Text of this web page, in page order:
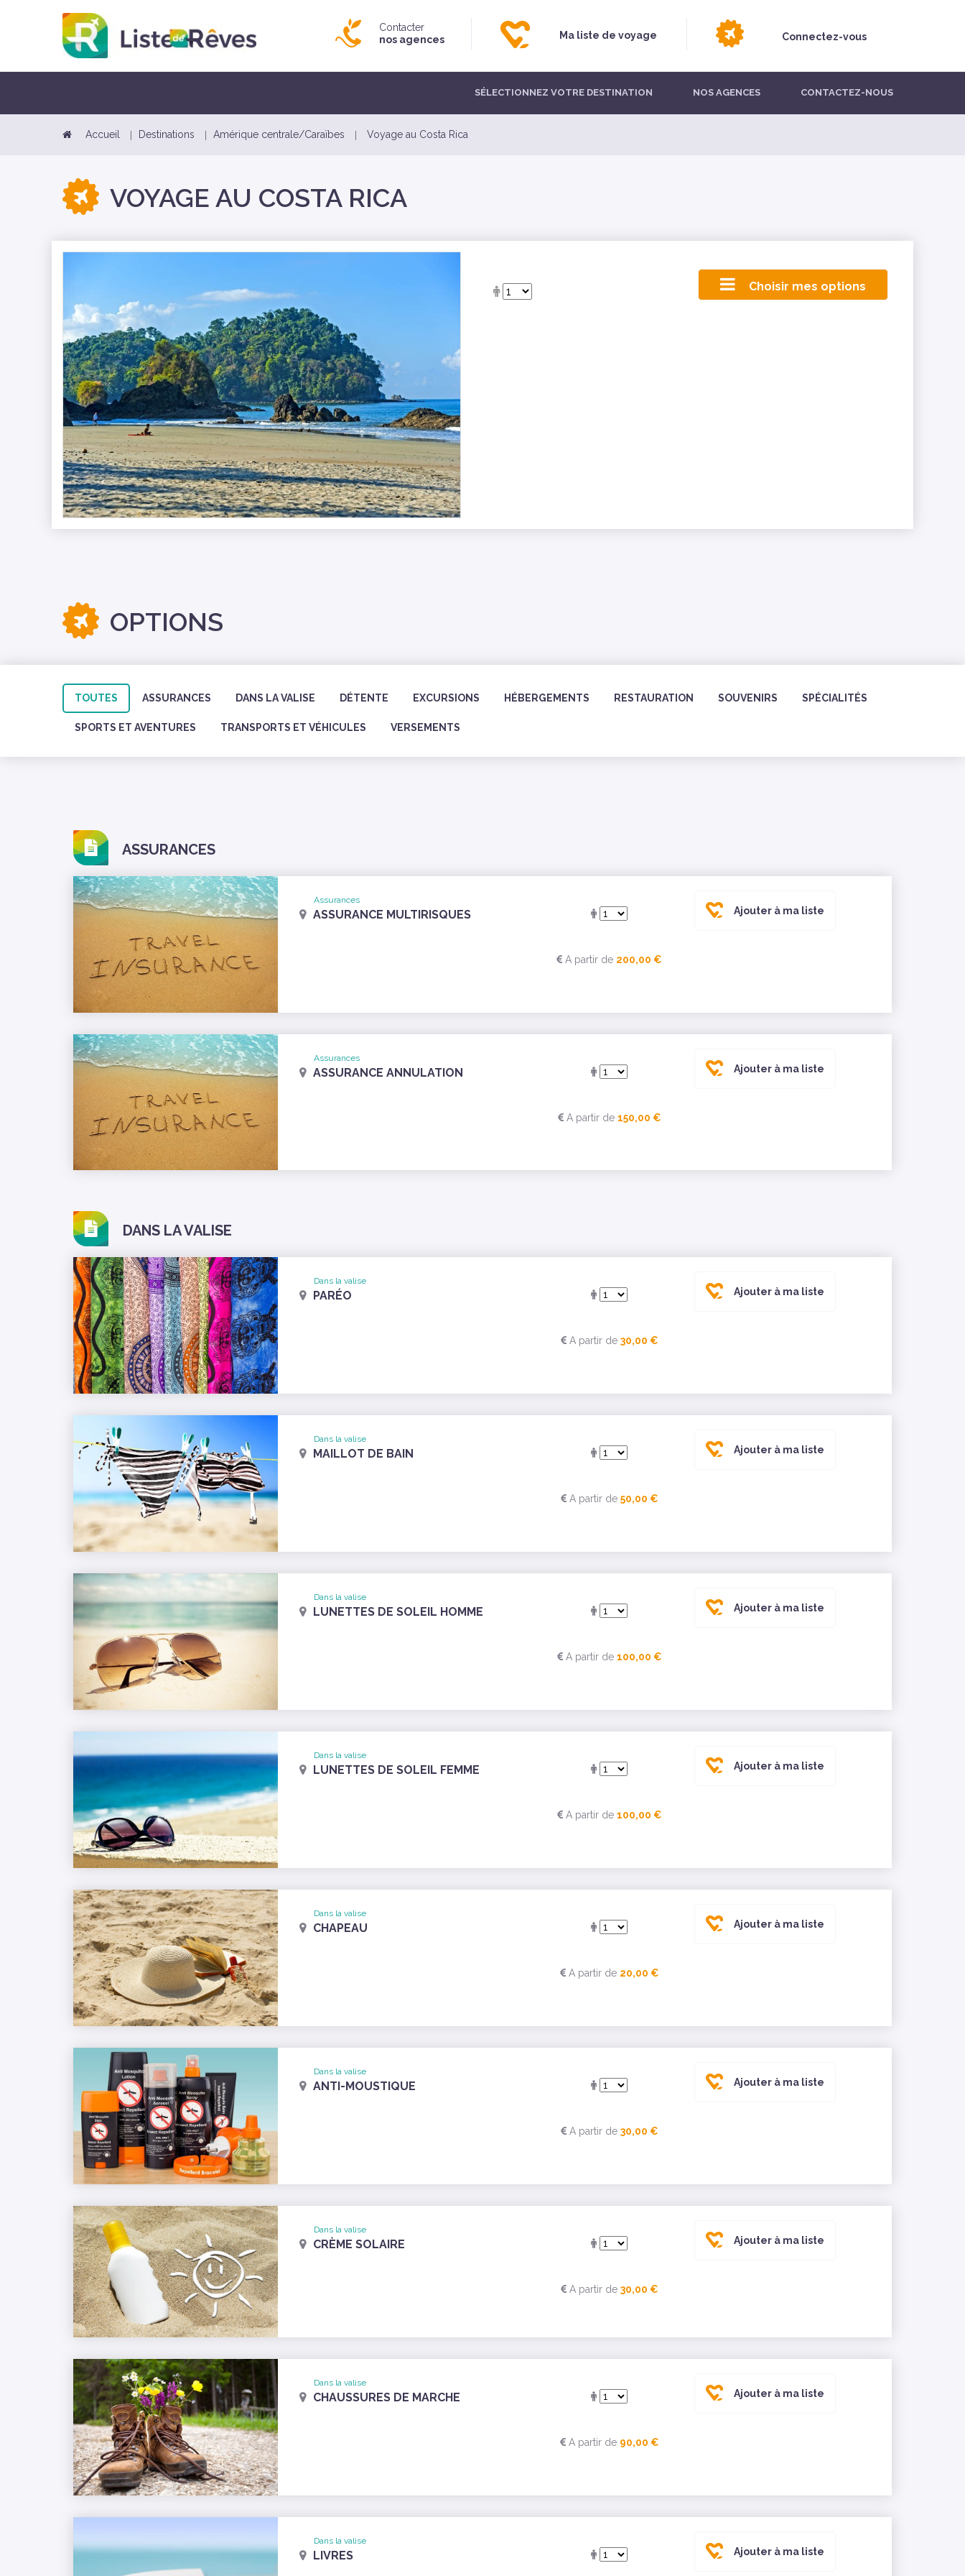
Contacter
nos agences
Ma liste de voyage Connectez-vous
SÉLECTIONNEZ VOTRE DESTINATION NOS AGENCES CONTACTEZ-NOUS
Accueil Destinations Amérique centrale/Caraïbes Voyage au Costa Rica
VOYAGE AU COSTA RICA
Choisir mes options
OPTIONS
TOUTES ASSURANCES DANS LA VALISE DÉTENTE EXCURSIONS HÉBERGEMENTS RESTAURATION SOUVENIRS SPÉCIALITÉS
SPORTS ET AVENTURES TRANSPORTS ET VÉHICULES VERSEMENTS
ASSURANCES
Assurances
ASSURANCE MULTIRISQUES
A partir de 200,00 €
Ajouter à ma liste
Assurances
ASSURANCE ANNULATION
A partir de 150,00 €
Ajouter à ma liste
DANS LA VALISE
Dans la valise
PARÉO
A partir de 30,00 €
Ajouter à ma liste
Dans la valise
MAILLOT DE BAIN
A partir de 50,00 €
Ajouter à ma liste
Dans la valise
LUNETTES DE SOLEIL HOMME
A partir de 100,00 €
Ajouter à ma liste
Dans la valise
LUNETTES DE SOLEIL FEMME
A partir de 100,00 €
Ajouter à ma liste
Dans la valise
CHAPEAU
A partir de 20,00 €
Ajouter à ma liste
Dans la valise
ANTI-MOUSTIQUE
A partir de 30,00 €
Ajouter à ma liste
Dans la valise
CRÈME SOLAIRE
A partir de 30,00 €
Ajouter à ma liste
Dans la valise
CHAUSSURES DE MARCHE
A partir de 90,00 €
Ajouter à ma liste
Dans la valise
LIVRES Ajouter à ma liste